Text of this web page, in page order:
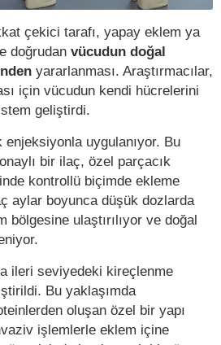
çekici tarafı, yapay eklem ya
doğrudan vücudun doğal
yararlanması. Araştırmacılar,
için vücudun kendi hücrelerini
geliştirdi.
enjeksiyonla uygulanıyor. Bu
bir ilaç, özel parçacık
kontrollü biçimde ekleme
aylar boyunca düşük dozlarda
bölgesine ulaştırılıyor ve doğal
ileri seviyedeki kireçlenme
Bu yaklaşımda
oluşan özel bir yapı
işlemlerle eklem içine